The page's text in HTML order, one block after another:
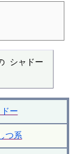
シャドー
ー
つ系